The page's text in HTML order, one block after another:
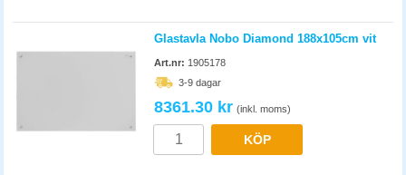
Glastavla Nobo Diamond 188x105cm vit
Art.nr: 1905178
3-9 dagar
8361.30 kr (inkl. moms)
KÖP